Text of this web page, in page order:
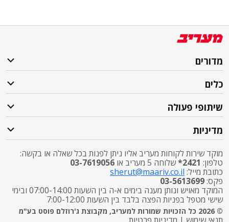
מדורים
כלים
שיתופי פעולה
מדיניות
מוקד שירות לקוחות מעריב אליו ניתן לפנות בכל שאלה או בקשה:
טלפון: 2421* שלוחה 5 מעריב או
03-7619056
כתובת מייל: sherut@maariv.co.il
פקס:03-5613699
המוקד מאויש ונותן מענה בימים א-ה בין השעות 07:00-14:00 ובימי
שישי מטפל בפניות הפצה בלבד בין השעות 7:00-12:00
© 2026 כל הזכויות שמורות למעריב, מקבוצת ג'רוזלם פוסט בע"מ